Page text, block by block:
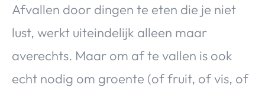
Afvallen door dingen te eten die je niet
lust, werkt uiteindelijk alleen maar
averechts. Maar om af te vallen is ook
echt nodig om groente (of fruit, of vis, of